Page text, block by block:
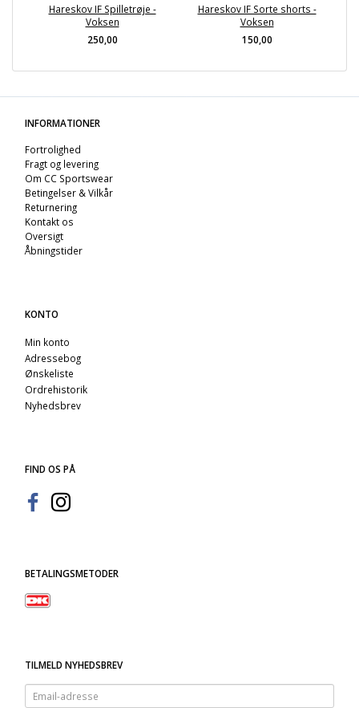
Hareskov IF Spilletrøje -
Voksen
250,00
Hareskov IF Sorte shorts -
Voksen
150,00
INFORMATIONER
Fortrolighed
Fragt og levering
Om CC Sportswear
Betingelser & Vilkår
Returnering
Kontakt os
Oversigt
Åbningstider
KONTO
Min konto
Adressebog
Ønskeliste
Ordrehistorik
Nyhedsbrev
FIND OS PÅ
BETALINGSMETODER
TILMELD NYHEDSBREV
Email-
adresse